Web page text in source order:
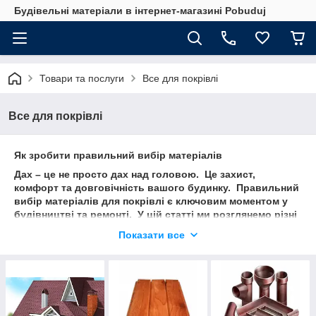
Будівельні матеріали в інтернет-магазині Pobuduj
Товари та послуги Все для покрівлі
Все для покрівлі
Як зробити правильний вибір матеріалів
Дах – це не просто дах над головою. Це захист,
комфорт та довговічність вашого будинку. Правильний
вибір матеріалів для покрівлі є ключовим моментом у
будівництві та ремонті. У цій статті ми розглянемо різні
дамо поради щодо того, як зробити правильний вибір.
Металеві листи
Металеві покрівельні матеріали, такі як
Показати все